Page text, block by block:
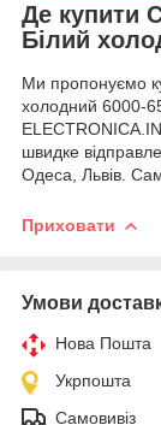
Де купити
Білий
Ми пропонуємо
холодний 6000-
швидке
Одеса, Львів.
Приховати
Умови
Нова Пошта
Укрпошта
Самовивіз